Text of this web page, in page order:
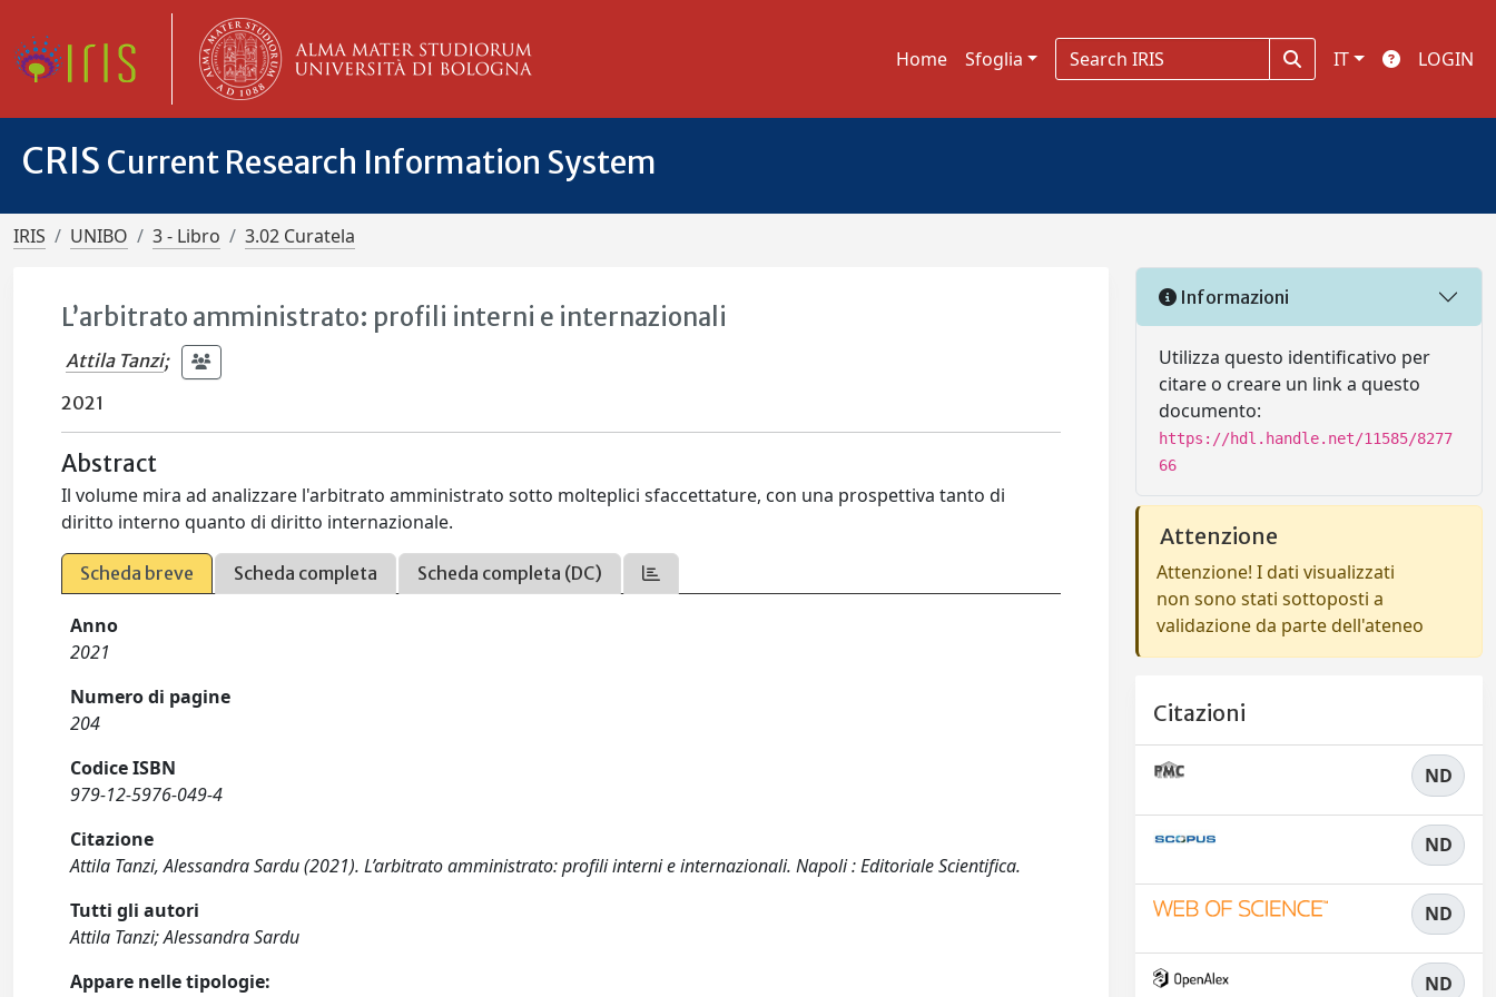
Home Sfoglia IT LOGIN
CRIS Current Research Information System
IRIS UNIBO 3 - Libro 3.02 Curatela
L’arbitrato amministrato: profili interni e internazionali
Attila Tanzi;
2021
Abstract
Il volume mira ad analizzare l'arbitrato amministrato sotto molteplici sfaccettature, con una prospettiva tanto di
diritto interno quanto di diritto internazionale.
Scheda breve Scheda completa Scheda completa (DC)
Anno
2021
Numero di pagine
204
Codice ISBN
979-12-5976-049-4
Citazione
Attila Tanzi, Alessandra Sardu (2021). L’arbitrato amministrato: profili interni e internazionali. Napoli : Editoriale Scientifica.
Tutti gli autori
Attila Tanzi; Alessandra Sardu
Appare nelle tipologie:
Informazioni
Utilizza questo identificativo per
citare o creare un link a questo
documento:
https://hdl.handle.net/11585/8277
66
Attenzione
Attenzione! I dati visualizzati
non sono stati sottoposti a
validazione da parte dell'ateneo
Citazioni
ND
ND
ND
ND